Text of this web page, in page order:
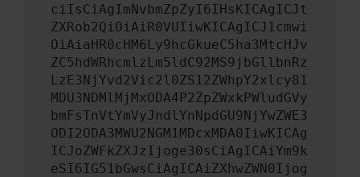
ciIsCiAgImNvbmZpZyI6IHsKICAgICJt
ZXRob2QiOiAiR0VUIiwKICAgICJ1cmwi
OiAiaHR0cHM6Ly9hcGkueC5ha3MtcHJv
ZC5hdWRhcmlzLm5ldC92MS9jbGllbnRz
LzE3NjYvd2Vic2l0ZS12ZWhpY2xlcy81
MDU3NDMlMjMxODA4P2ZpZWxkPWludGVy
bmFsTnVtYmVyJndlYnNpdGU9NjYwZWE3
ODI2ODA3MWU2NGM1MDcxMDA0IiwKICAg
ICJoZWFkZXJzIjoge30sCiAgICAiYm9k
eSI6IG51bGwsCiAgICAiZXhwZWN0Ijog